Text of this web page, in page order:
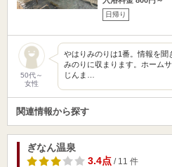
日帰り
50代～
女性
やはりみのりは1番。情報を聞
みのりに収まります。ホーム
じんま…
関連情報から探す
ぎなん温泉
3.4点/ 11 件